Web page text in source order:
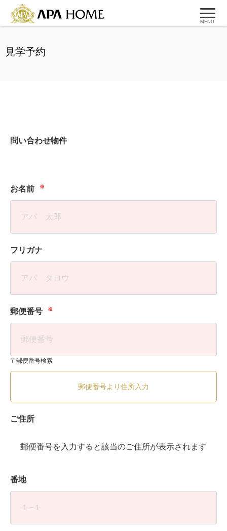
MENU
見学予約
問い合わせ物件
お名前 ※
フリガナ
郵便番号 ※
〒郵便番号検索
郵便番号より住所入力
ご住所
郵便番号を入力すると該当のご住所が表示されます
番地